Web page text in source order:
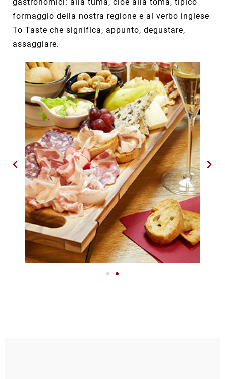
formaggio della nostra regione e al verbo inglese
To Taste che significa, appunto, degustare,
assaggiare.